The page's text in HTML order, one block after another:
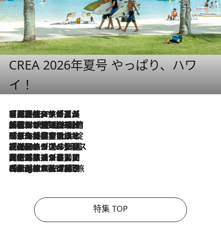
CREA 2026年夏号 やっぱり、ハワ
イ！
2026.8.7
【厳選旅コスメ】「多機能アイテムがメイン！」旅好き美容エディターが選んだ夏旅ベストコスメを発表【Mサイズジップ】
2026.8.6
「荷物が増えるほど旅ストレスは増す」美容ジャーナリストがたどり着いた最終結論。“化粧品を劇的に減らす”感動の凝縮美容とは
2026.8.6
「旅先には金髪ウィッグを持参」日本と同じメイクでは損してる!? 美容ジャーナリストが提案する“掟破りの旅美容”とは
2026.8.6
【厳選旅コスメ】「身軽さ＆UV対策重視！」ヘアアーティストshucoが選んだ夏旅ベストコスメを発表【Mサイズジップ】
2026.8.5
【厳選旅コスメ】国内をあちこち移動する河井菜摘が選んだ夏旅ベストコスメ発表！「リラックスアイテムはマスト」【Mサイズジップ】
2026.8.4
【厳選旅コスメ】「紫外線＆乾燥対策しながらメイク感も！」ヘア＆メイクGeorgeが選んだ夏旅ベストコスメを発表！【Mサイズジップ】
特集 TOP